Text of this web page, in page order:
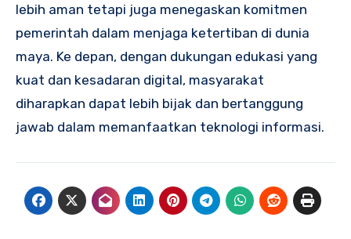
lebih aman tetapi juga menegaskan komitmen
pemerintah dalam menjaga ketertiban di dunia
maya. Ke depan, dengan dukungan edukasi yang
kuat dan kesadaran digital, masyarakat
diharapkan dapat lebih bijak dan bertanggung
jawab dalam memanfaatkan teknologi informasi.